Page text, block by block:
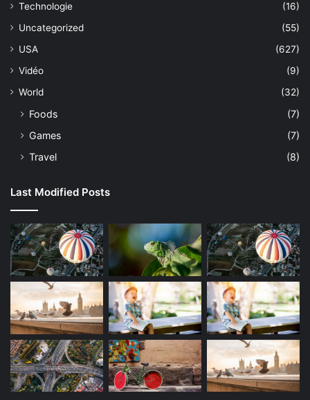
Technologie
(16)
Uncategorized
(55)
USA
(627)
Vidéo
(9)
World
(32)
Foods
(7)
Games
(7)
Travel
(8)
Last Modified Posts